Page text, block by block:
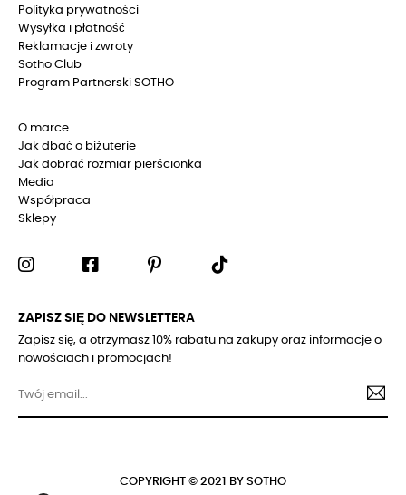
Polityka prywatności
Wysyłka i płatność
Reklamacje i zwroty
Sotho Club
Program Partnerski SOTHO
O marce
Jak dbać o biżuterie
Jak dobrać rozmiar pierścionka
Media
Współpraca
Sklepy
ZAPISZ SIĘ DO NEWSLETTERA
Zapisz się, a otrzymasz 10% rabatu na zakupy oraz informacje o
nowościach i promocjach!
COPYRIGHT © 2021 BY SOTHO